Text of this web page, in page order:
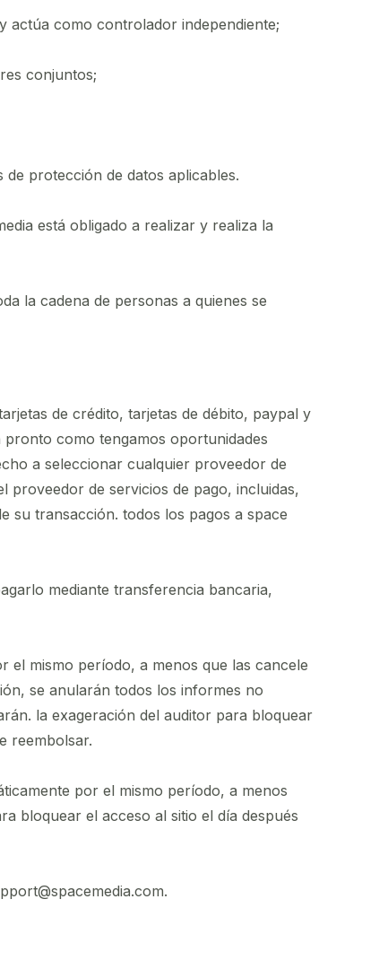
actúa como controlador independiente;
conjuntos;
protección de datos aplicables.
está obligado a realizar y realiza la
la cadena de personas a quienes se
de crédito, tarjetas de débito, paypal y
como tengamos oportunidades
a seleccionar cualquier proveedor de
proveedor de servicios de pago, incluidas,
su transacción. todos los pagos a space
mediante transferencia bancaria,
el mismo período, a menos que las cancele
se anularán todos los informes no
la exageración del auditor para bloquear
reembolsar.
por el mismo período, a menos
bloquear el acceso al sitio el día después